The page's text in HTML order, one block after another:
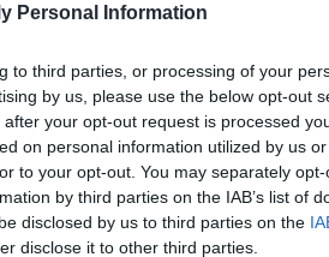
Personal Information
to third parties, or processing of your
by us, please use the below opt-out
your opt-out request is processed
on personal information utilized by us
to your opt-out. You may separately
by third parties on the IAB’s list of
disclosed by us to third parties on the
disclose it to other third parties.
, con il centro della
partenze
rotonda Europaper poi
la fermata più vicina al
distacirca 600 metri
della città, il giorno1°